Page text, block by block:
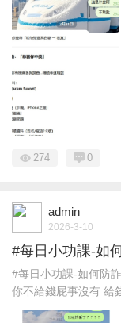
274 0
admin
2026-3-10
#每日小功課-如
#每日小功課-如何防
你不給錢屁事沒有 給